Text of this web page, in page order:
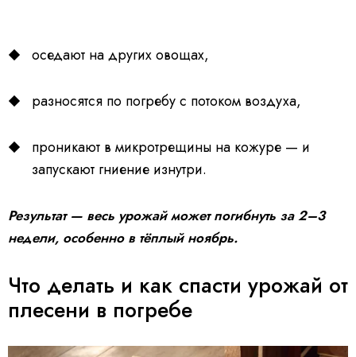
оседают на других овощах,
разносятся по погребу с потоком воздуха,
проникают в микротрещины на кожуре — и
запускают гниение изнутри.
Результат — весь урожай может погибнуть за 2–3
недели, особенно в тёплый ноябрь.
Что делать и как спасти урожай от
плесени в погребе